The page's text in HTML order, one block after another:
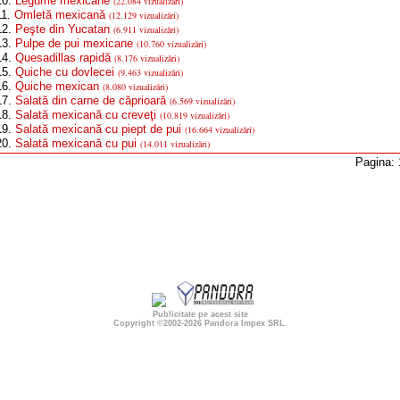
Omletă mexicană (12.129 vizualizări)
Peşte din Yucatan (6.911 vizualizări)
Pulpe de pui mexicane (10.760 vizualizări)
Quesadillas rapidă (8.176 vizualizări)
Quiche cu dovlecei (9.463 vizualizări)
Quiche mexican (8.080 vizualizări)
Salată din carne de căprioară (6.569 vizualizări)
Salată mexicană cu creveţi (10.819 vizualizări)
Salată mexicană cu piept de pui (16.664 vizualizări)
Salată mexicană cu pui (14.011 vizualizări)
Publicitate pe acest site
Copyright ©2002-2026 Pandora Impex SRL.